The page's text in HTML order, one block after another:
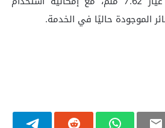
الموجودة حاليًا في الخدمة.